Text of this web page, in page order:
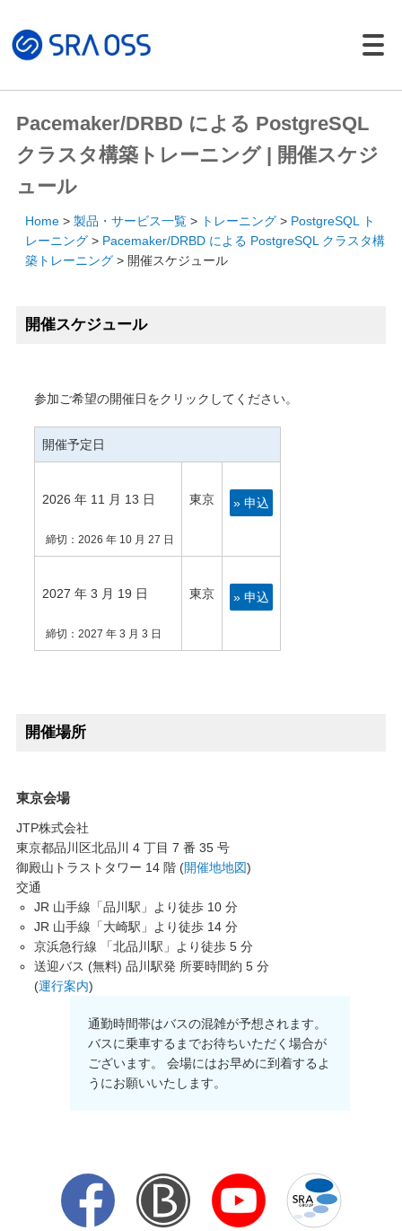
製品・サービス一覧
サポートサービス
コンサルティング
導入・構築サービス
トレーニング
イベント・セミナー
セミナー資料
企業情報
Pacemaker/DRBD による PostgreSQL
クラスタ構築トレーニング | 開催スケジ
ュール
Home 製品・サービス一覧 トレーニング
PostgreSQL ト
レーニング
Pacemaker/DRBD による PostgreSQL クラスタ構
築トレーニング
開催スケジュール
開催スケジュール
参加ご希望の開催日をクリックしてください。
開催予定日
2026 年 11 月 13 日
締切：2026 年 10 月 27 日
東京 » 申込
2027 年 3 月 19 日
締切：2027 年 3 月 3 日
東京 » 申込
開催場所
東京会場
JTP株式会社
東京都品川区北品川 4 丁目 7 番 35 号
御殿山トラストタワー 14 階 (開催地地図)
交通
JR 山手線「品川駅」より徒歩 10 分
JR 山手線「大崎駅」より徒歩 14 分
京浜急行線 「北品川駅」より徒歩 5 分
送迎バス (無料) 品川駅発 所要時間約 5 分
(運行案内)
通勤時間帯はバスの混雑が予想されます。
バスに乗車するまでお待ちいただく場合が
ございます。 会場にはお早めに到着するよ
うにお願いいたします。